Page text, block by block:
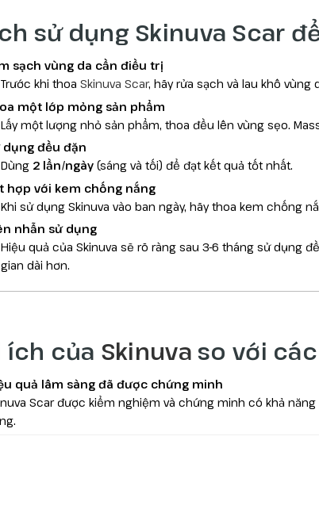
sử dụng Skinuva Scar
sạch vùng da cần điều trị
Trước khi thoa Skinuva Scar, hãy rửa sạch và lau khô vùng
một lớp mỏng sản phẩm
Lấy một lượng nhỏ sản phẩm, thoa đều lên vùng sẹo.
dụng đều đặn
Dùng 2 lần/ngày(sáng và tối) để đạt kết quả tốt nhất.
hợp với kem chống nắng
Khi sử dụng Skinuva vào ban ngày, hãy thoa kem chống
nhẫn sử dụng
Hiệu quả của Skinuva sẽ rõ ràng sau 3-6 tháng sử dụng
gian dài hơn.
ích của Skinuva so với
quả lâm sàng đã được chứng minh
Scar được kiểm nghiệm và chứng minh có khả